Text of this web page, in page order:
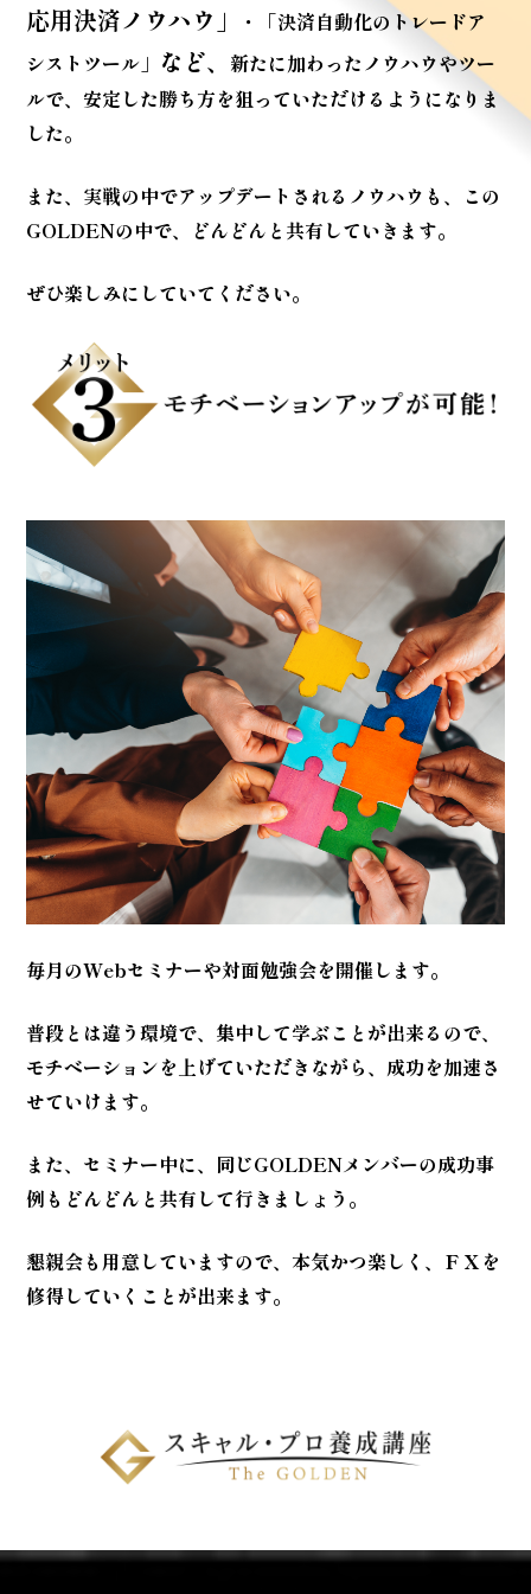
応用決済ノウハウ」
・「決済自動化のトレードア
シストツール」 など、 新たに加わったノウハウやツー
ルで、 安定した勝ち方を狙っていただけるようになりま
した。
また、実戦の中でアップデートされるノウハウも、
この
GOLDENの中で、どんどんと共有していきます。
ぜひ楽しみにしていてください。
毎月のWebセミナーや対面勉強会を開催します。
普段とは違う環境で、集中して学ぶことが出来るので、
モチベーションを上げていただきながら、 成功を加速さ
せていけます。
また、セミナー中に、同じGOLDENメンバーの成功事
例も どんどんと共有して行きましょう。
懇親会も用意していますので、 本気かつ楽しく、ＦＸを
修得していくことが出来ます。